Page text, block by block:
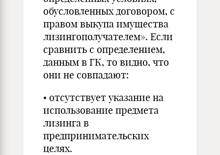
обусловленных договором, с
правом выкупа имущества
лизингополучателем». Если
сравнить с определением,
данным в ГК, то видно, что
они не совпадают:
• отсутствует указание на
использование предмета
лизинга в
предпринимательских
целях.